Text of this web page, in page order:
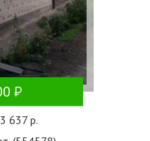
637 р.